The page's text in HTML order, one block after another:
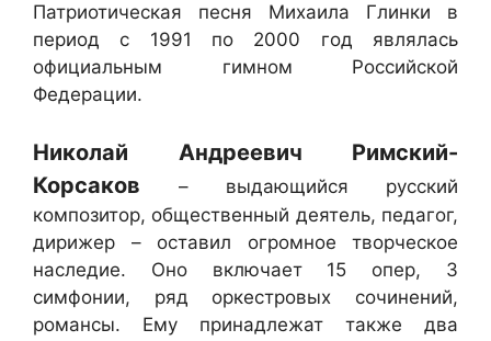
Патриотическая песня Михаила Глинки в
период с 1991 по 2000 год являлась
официальным гимном Российской
Федерации.
Николай Андреевич Римский-
Корсаков
– выдающийся русский
композитор, общественный деятель, педагог,
дирижер – оставил огромное творческое
наследие. Оно включает 15 опер, 3
симфонии, ряд оркестровых сочинений,
романсы. Ему принадлежат также два